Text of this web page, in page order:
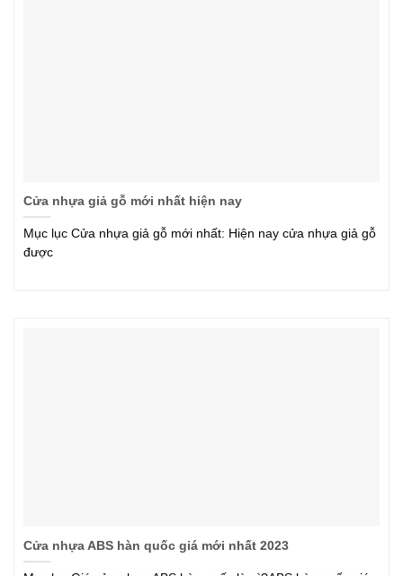
Cửa nhựa giả gỗ mới nhất hiện nay
Mục lục Cửa nhựa giả gỗ mới nhất: Hiện nay cửa nhựa giả gỗ
được
Cửa nhựa ABS hàn quốc giá mới nhất 2023